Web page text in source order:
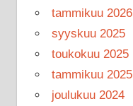
tammikuu 2026
syyskuu 2025
toukokuu 2025
tammikuu 2025
joulukuu 2024